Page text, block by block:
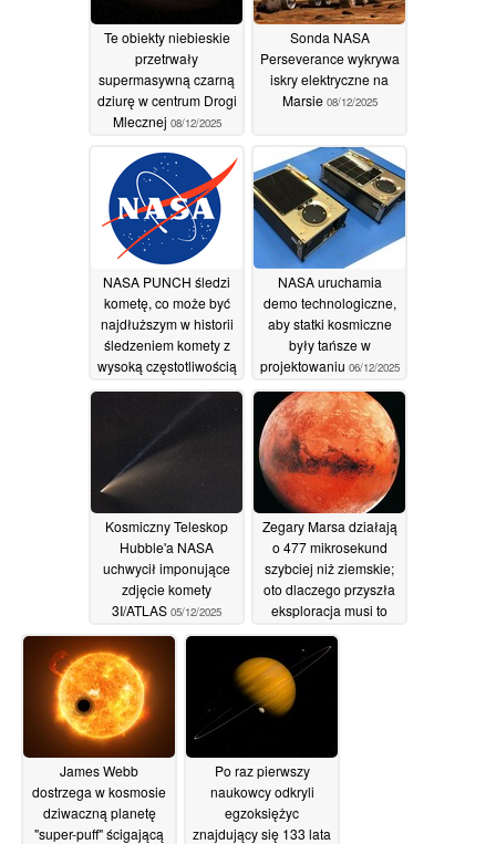
Te obiekty niebieskie
przetrwały
supermasywną czarną
dziurę w centrum Drogi
Mlecznej 08/12/2025
Sonda NASA
Perseverance wykrywa
iskry elektryczne na
Marsie 08/12/2025
NASA PUNCH śledzi
kometę, co może być
najdłuższym w historii
śledzeniem komety z
wysoką częstotliwością
08/12/2025
NASA uruchamia
demo technologiczne,
aby statki kosmiczne
były tańsze w
projektowaniu 06/12/2025
Kosmiczny Teleskop
Hubble'a NASA
uchwycił imponujące
zdjęcie komety
3I/ATLAS 05/12/2025
Zegary Marsa działają
o 477 mikrosekund
szybciej niż ziemskie;
oto dlaczego przyszła
eksploracja musi to
05/12/2025
James Webb
dostrzega w kosmosie
dziwaczną planetę
"super-puff" ścigającą
Po raz pierwszy
naukowcy odkryli
egzoksiężyc
znajdujący się 133 lata